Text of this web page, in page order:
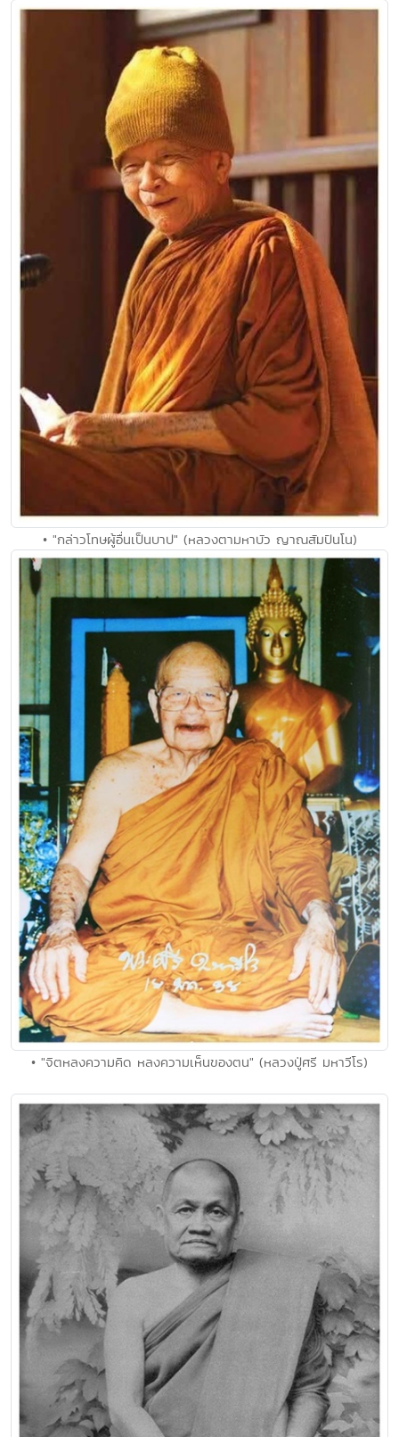
• "กล่าวโทษผู้อื่นเป็นบาป" (หลวงตามหาบัว ญาณสัมปันโน)
• "จิตหลงความคิด หลงความเห็นของตน" (หลวงปู่ศรี มหาวีโร)